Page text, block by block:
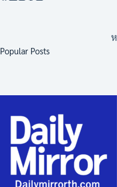
Popular Posts